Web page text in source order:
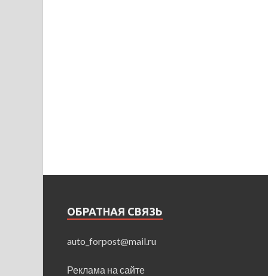
ОБРАТНАЯ СВЯЗЬ
auto_forpost@mail.ru
Реклама на сайте